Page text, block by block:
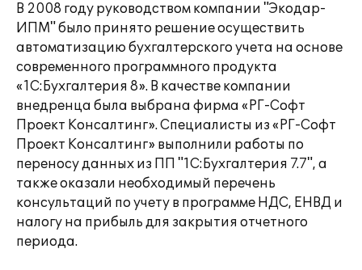
В 2008 году руководством компании "Экодар-
ИПМ" было принято решение осуществить
автоматизацию бухгалтерского учета на основе
современного программного продукта
«1С:Бухгалтерия 8». В качестве компании
внедренца была выбрана фирма «РГ-Софт
Проект Консалтинг». Специалисты из «РГ-Софт
Проект Консалтинг» выполнили работы по
переносу данных из ПП "1С:Бухгалтерия 7.7", а
также оказали необходимый перечень
консультаций по учету в программе НДС, ЕНВД и
налогу на прибыль для закрытия отчетного
периода.